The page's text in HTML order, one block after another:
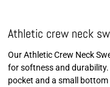
Athletic crew neck
Our Athletic Crew Neck
for softness and
pocket and a small